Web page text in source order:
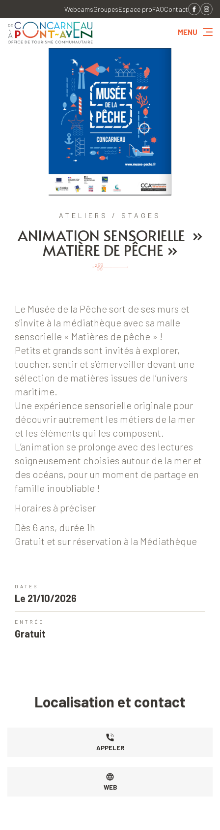
WebcamsGroupesEspace proFAQContact
MENU
ATELIERS / STAGES
ANIMATION SENSORIELLE »
MATIÈRE DE PÊCHE »
Le Musée de la Pêche sort de ses murs et
s’invite à la médiathèque avec sa malle
sensorielle « Matières de pêche » !
Petits et grands sont invités à explorer,
toucher, sentir et s’émerveiller devant une
sélection de matières issues de l’univers
maritime.
Une expérience sensorielle originale pour
découvrir autrement les métiers de la mer
et les éléments qui les composent.
L’animation se prolonge avec des lectures
soigneusement choisies autour de la mer et
des océans, pour un moment de partage en
famille inoubliable !
Horaires à préciser
Dès 6 ans, durée 1h
Gratuit et sur réservation à la Médiathèque
DATES
Le 21/10/2026
ENTRÉE
Gratuit
Localisation et contact
APPELER
WEB